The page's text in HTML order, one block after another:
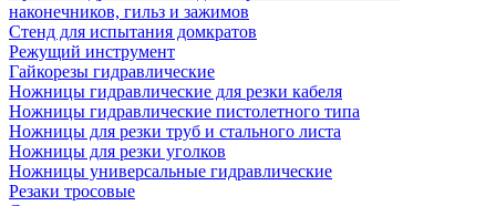
наконечников, гильз и зажимов
Стенд для испытания домкратов
Режущий инструмент
Гайкорезы гидравлические
Ножницы гидравлические для резки кабеля
Ножницы гидравлические пистолетного типа
Ножницы для резки труб и стального листа
Ножницы для резки уголков
Ножницы универсальные гидравлические
Резаки тросовые